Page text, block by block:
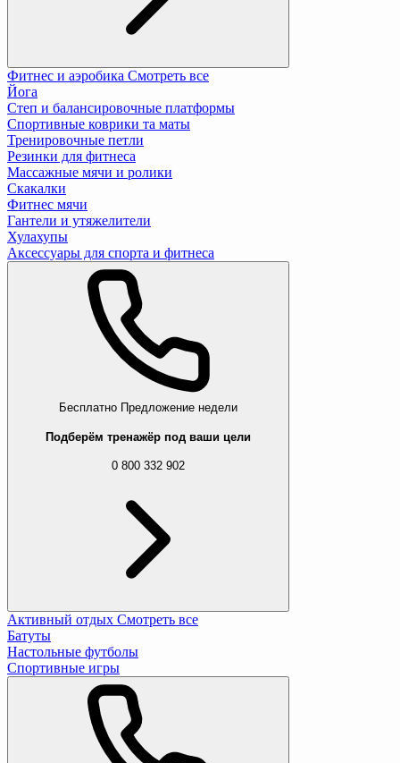
Фитнес и аэробика Смотреть все
Йога
Степ и балансировочные платформы
Спортивные коврики та маты
Тренировочные петли
Резинки для фитнеса
Массажные мячи и ролики
Скакалки
Фитнес мячи
Гантели и утяжелители
Хулахупы
Аксессуары для спорта и фитнеса
Бесплатно Предложение недели
Подберём тренажёр под ваши цели
0 800 332 902
Активный отдых Смотреть все
Батуты
Настольные футболы
Спортивные игры